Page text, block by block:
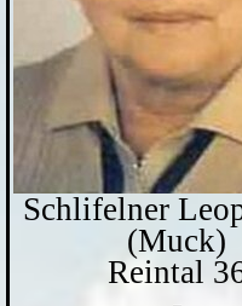
Schlifelner
(Muck)
Reintal